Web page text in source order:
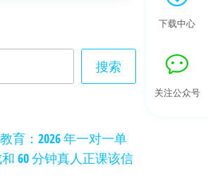
搜索
育：2026 年一对一单
60 分钟真人正课该信
下载中心
关注公众号